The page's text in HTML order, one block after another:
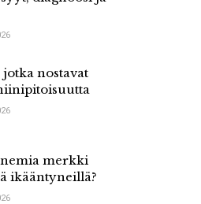
jotka nostavat
merkki
ikääntyneillä?